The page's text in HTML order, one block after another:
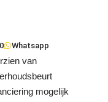
Whatsapp
van
mogelijk